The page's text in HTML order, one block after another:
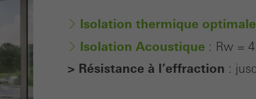
Isolation thermique optimale
Isolation Acoustique : Rw =
> Résistance à l’effraction :